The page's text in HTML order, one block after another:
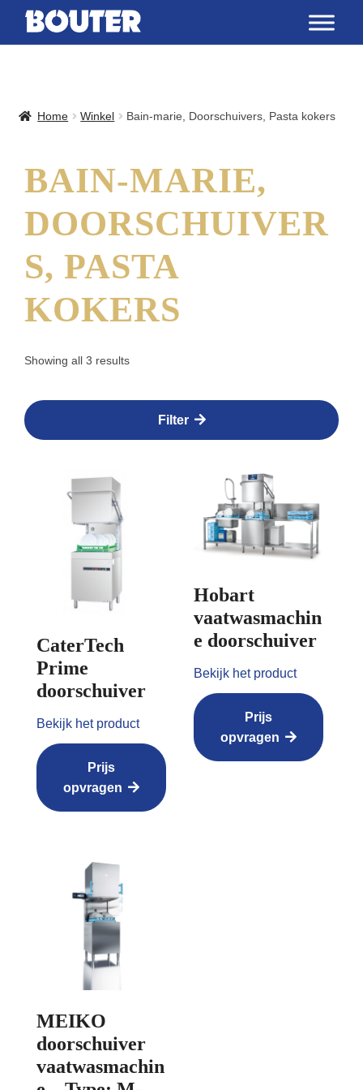
Home Winkel Bain-marie, Doorschuivers, Pasta kokers
BAIN-MARIE,
DOORSCHUIVER
S, PASTA
KOKERS
Showing all 3 results
Filter
CaterTech
Prime
doorschuiver
Bekijk het product
Prijs
opvragen
Hobart
vaatwasmachin
e doorschuiver
Bekijk het product
Prijs
opvragen
MEIKO
doorschuiver
vaatwasmachin